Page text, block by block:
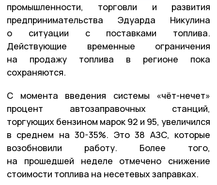
промышленности, торговли и развития
предпринимательства Эдуарда Никулина
о ситуации с поставками топлива.
Действующие временные ограничения
на продажу топлива в регионе пока
сохраняются.
С момента введения системы «чёт-нечет»
процент автозаправочных станций,
торгующих бензином марок 92 и 95, увеличился
в среднем на 30-35%. Это 38 АЗС, которые
возобновили работу. Более того,
на прошедшей неделе отмечено снижение
стоимости топлива на несетевых заправках.